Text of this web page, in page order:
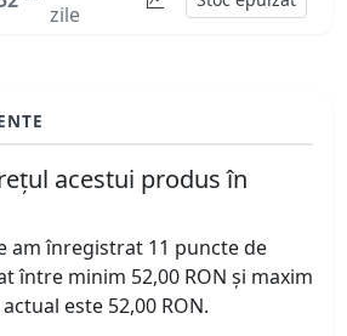
zile
acestui produs în
am înregistrat 11 puncte de
între minim 52,00 RON și maxim
este 52,00 RON.